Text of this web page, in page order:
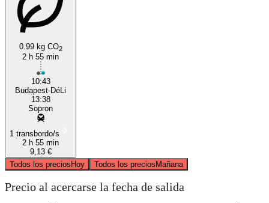
0.99 kg CO2
2 h 55 min
10:43
Budapest-DéLi
13:38
Sopron
1 transbordo/s
2 h 55 min
9,13 €
Todos los preciosHoy Todos los preciosMañana
Precio al acercarse la fecha de salida